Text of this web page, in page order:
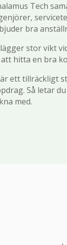
Tech
bra
stor vikt
hitta en bra
ett tillräckligt
Så letar
med.